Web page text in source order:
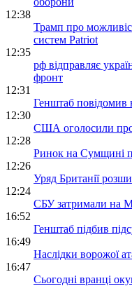
12:38
Трамп про
систем Patriot
12:35
рф відправляє
фронт
12:31
Генштаб повідомив
12:30
США оголосили про
12:28
Ринок на Сумщині
12:26
Уряд Британії
12:24
СБУ затримали на
16:52
Генштаб підбив
16:49
Наслідки ворожої
16:47
Сьогодні вранці